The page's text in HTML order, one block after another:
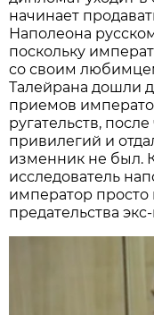
начинает
Наполеона
поскольку
со своим
Талейрана дошли
приемов
ругательств,
привилегий и
изменник не был.
исследователь
император просто
предательства